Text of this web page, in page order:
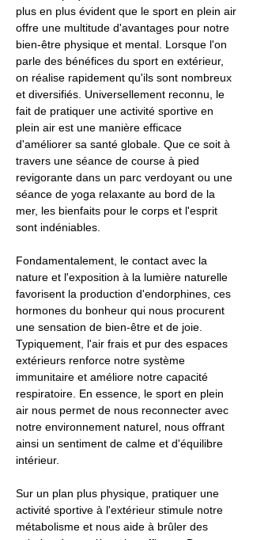
plus en plus évident que le sport en plein air
offre une multitude d'avantages pour notre
bien-être physique et mental. Lorsque l'on
parle des bénéfices du sport en extérieur,
on réalise rapidement qu'ils sont nombreux
et diversifiés. Universellement reconnu, le
fait de pratiquer une activité sportive en
plein air est une manière efficace
d'améliorer sa santé globale. Que ce soit à
travers une séance de course à pied
revigorante dans un parc verdoyant ou une
séance de yoga relaxante au bord de la
mer, les bienfaits pour le corps et l'esprit
sont indéniables.
Fondamentalement, le contact avec la
nature et l'exposition à la lumière naturelle
favorisent la production d'endorphines, ces
hormones du bonheur qui nous procurent
une sensation de bien-être et de joie.
Typiquement, l'air frais et pur des espaces
extérieurs renforce notre système
immunitaire et améliore notre capacité
respiratoire. En essence, le sport en plein
air nous permet de nous reconnecter avec
notre environnement naturel, nous offrant
ainsi un sentiment de calme et d'équilibre
intérieur.
Sur un plan plus physique, pratiquer une
activité sportive à l'extérieur stimule notre
métabolisme et nous aide à brûler des